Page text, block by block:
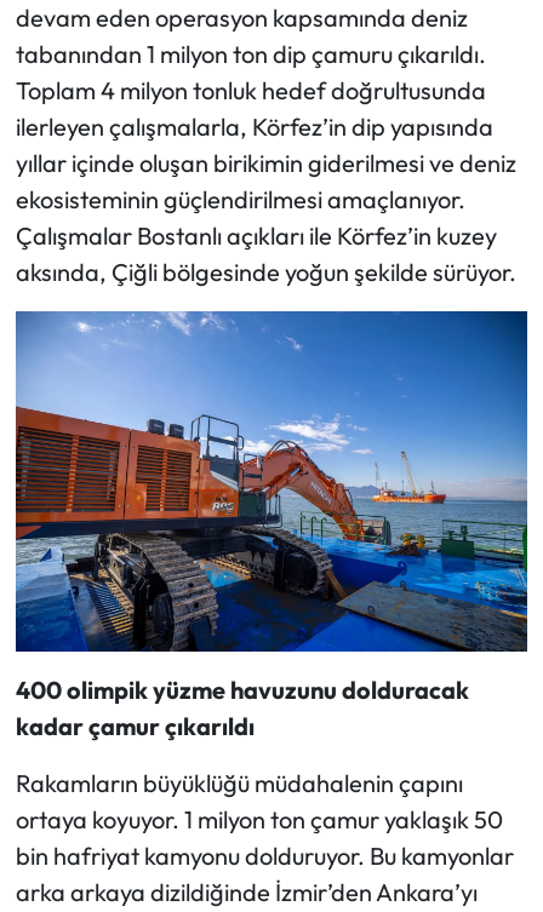
devam eden operasyon kapsamında deniz
tabanından 1 milyon ton dip çamuru çıkarıldı.
Toplam 4 milyon tonluk hedef doğrultusunda
ilerleyen çalışmalarla, Körfez’in dip yapısında
yıllar içinde oluşan birikimin giderilmesi ve deniz
ekosisteminin güçlendirilmesi amaçlanıyor.
Çalışmalar Bostanlı açıkları ile Körfez’in kuzey
aksında, Çiğli bölgesinde yoğun şekilde sürüyor.
400 olimpik yüzme havuzunu dolduracak
kadar çamur çıkarıldı
Rakamların büyüklüğü müdahalenin çapını
ortaya koyuyor. 1 milyon ton çamur yaklaşık 50
bin hafriyat kamyonu dolduruyor. Bu kamyonlar
arka arkaya dizildiğinde İzmir’den Ankara’yı